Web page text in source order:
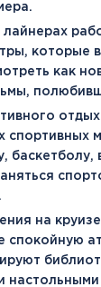
которые
как
спортивных
баскетболу,
на
спокойную
настольными